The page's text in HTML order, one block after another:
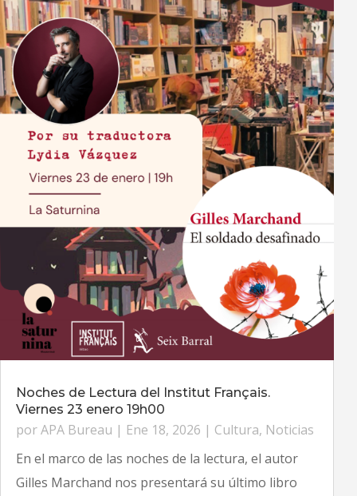
Noches de Lectura del Institut Français.
Viernes 23 enero 19h00
porAPA Bureau | Ene 18, 2026 | Cultura, Noticias
En el marco de las noches de la lectura, el autor
Gilles Marchand nos presentará su último libro